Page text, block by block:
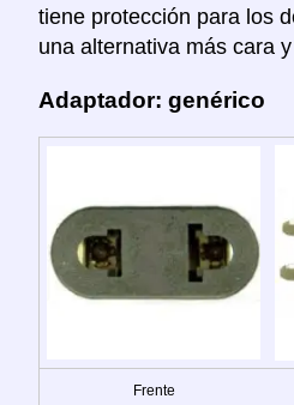
tiene protección para los
una alternativa más cara
Adaptador: genérico
Frente